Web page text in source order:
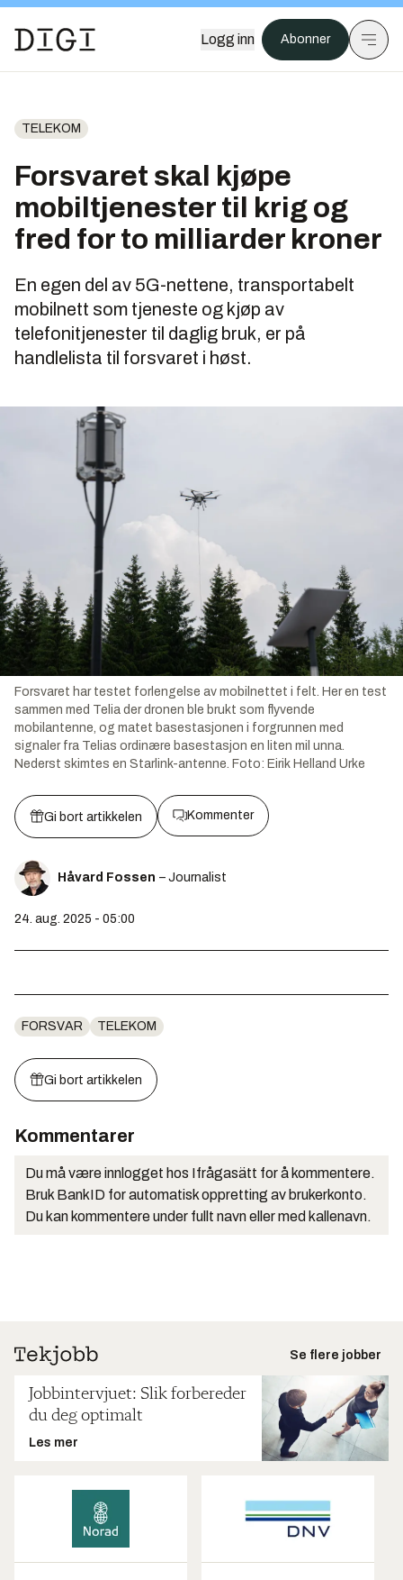
Logg inn Abonner
TELEKOM
Forsvaret skal kjøpe
mobiltjenester til krig og
fred for to milliarder kroner
En egen del av 5G-nettene, transportabelt
mobilnett som tjeneste og kjøp av
telefonitjenester til daglig bruk, er på
handlelista til forsvaret i høst.
Forsvaret har testet forlengelse av mobilnettet i felt. Her en test
sammen med Telia der dronen ble brukt som flyvende
mobilantenne, og matet basestasjonen i forgrunnen med
signaler fra Telias ordinære basestasjon en liten mil unna.
Nederst skimtes en Starlink-antenne. Foto: Eirik Helland Urke
Gi bort artikkelen Kommenter
Håvard Fossen – Journalist
24. aug. 2025 - 05:00
FORSVAR TELEKOM
Gi bort artikkelen
Kommentarer
Du må være innlogget hos Ifrågasätt for å kommentere.
Bruk BankID for automatisk oppretting av brukerkonto.
Du kan kommentere under fullt navn eller med kallenavn.
Se flere jobber
Jobbintervjuet: Slik forbereder
du deg optimalt
Les mer